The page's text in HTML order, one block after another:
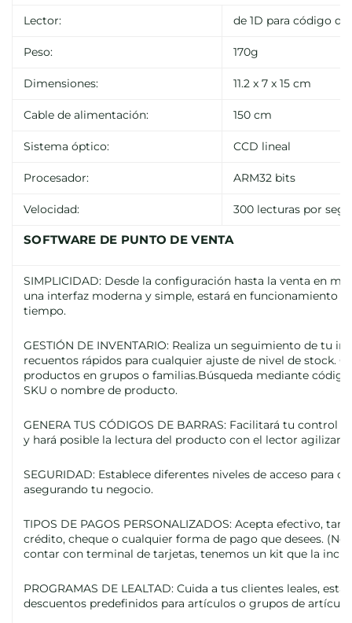
Lector: de 1D para código de
Peso: 170g
Dimensiones: 11.2 x 7 x 15 cm
Cable de alimentación: 150 cm
Sistema óptico: CCD lineal
Procesador: ARM32 bits
Velocidad: 300 lecturas por
SOFTWARE DE PUNTO DE VENTA
SIMPLICIDAD: Desde la configuración hasta la venta en
una interfaz moderna y simple, estará en funcionamiento
tiempo.
GESTIÓN DE INVENTARIO: Realiza un seguimiento de tu
recuentos rápidos para cualquier ajuste de nivel de stock.
productos en grupos o familias.Búsqueda mediante código
SKU o nombre de producto.
GENERA TUS CÓDIGOS DE BARRAS: Facilitará tu control
y hará posible la lectura del producto con el lector
SEGURIDAD: Establece diferentes niveles de acceso para
asegurando tu negocio.
TIPOS DE PAGOS PERSONALIZADOS: Acepta efectivo,
crédito, cheque o cualquier forma de pago que desees.
contar con terminal de tarjetas, tenemos un kit que la
PROGRAMAS DE LEALTAD: Cuida a tus clientes leales,
descuentos predefinidos para artículos o grupos de